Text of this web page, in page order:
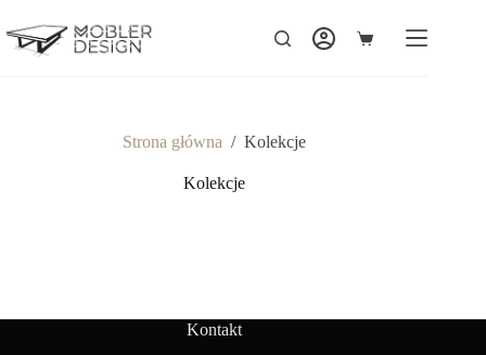
Strona główna / Kolekcje
Kolekcje
Kontakt